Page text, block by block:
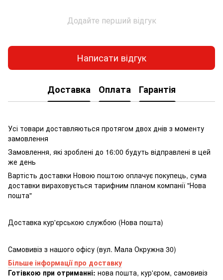
Додайте перший відгук
Написати відгук
Доставка Оплата Гарантія
Усі товари доставляються протягом двох днів з моменту
замовлення
Замовлення, які зроблені до 16:00 будуть відправлені в цей
же день
Вартість доставки Новою поштою оплачує покупець, сума
доставки вираховується тарифним планом компанії "Нова
пошта"
Доставка кур'єрською службою (Нова пошта)
Самовивіз з нашого офісу (вул. Мала Окружна 30)
Більше інформації про доставку
Готівкою при отриманні: нова пошта, кур'єром, самовивіз